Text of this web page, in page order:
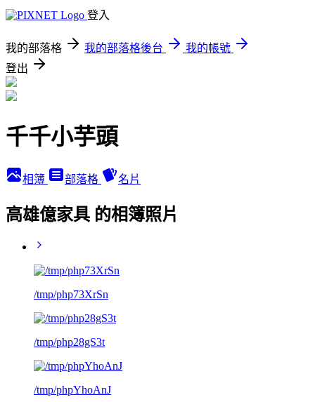
登入
我的部落格 我的部落格後台
我的帳號
登出
千千小芋頭
相簿 部落格 名片
高雄億家具 的相簿照片
/tmp/php73XrSn
/tmp/php28gS3t
/tmp/phpYhoAnJ